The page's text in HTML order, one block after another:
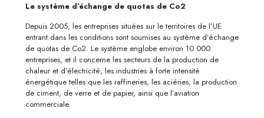
Le système d’échange de quotas de Co2
Depuis 2005, les entreprises situées sur le territoires de l’UE
entrant dans les conditions sont soumises au système d’échange
de quotas de Co2. Le système englobe environ 10 000
entreprises, et il concerne les secteurs de la production de
chaleur et d’électricité, les industries à forte intensité
énergétique telles que les raffineries, les aciéries, la production
de ciment, de verre et de papier, ainsi que l’aviation
commerciale.